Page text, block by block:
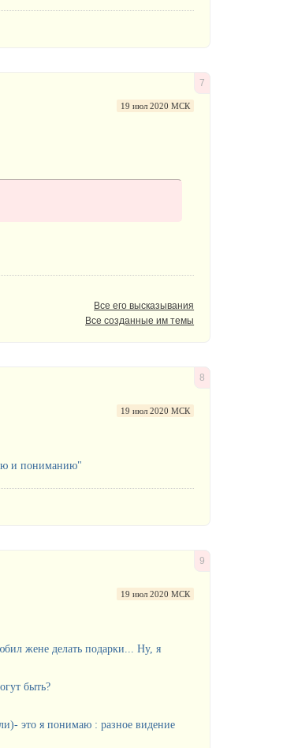
7
19 июл 2020 МСК
Все его высказывания
Все созданные им темы
8
19 июл 2020 МСК
и пониманию"
9
19 июл 2020 МСК
жене делать подарки... Ну, я
быть?
это я понимаю : разное видение